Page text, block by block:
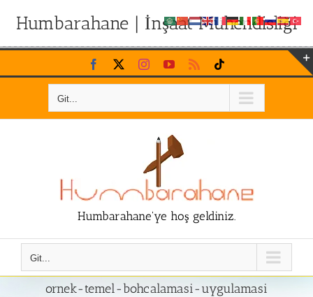
Humbarahane | İnşaat Mühendisliği
Skip
to
Facebook InstagramYouTubeRss
Git...
Humbarahane'ye hoş geldiniz.
Git...
ornek-temel-bohcalamasi-uygulamasi